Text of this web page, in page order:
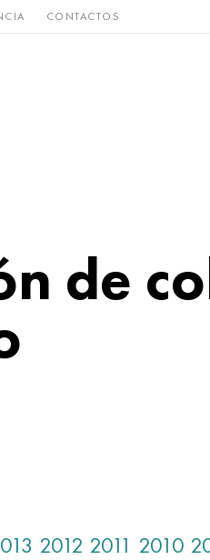
CONTACTOS
y
de
2012 2011 2010